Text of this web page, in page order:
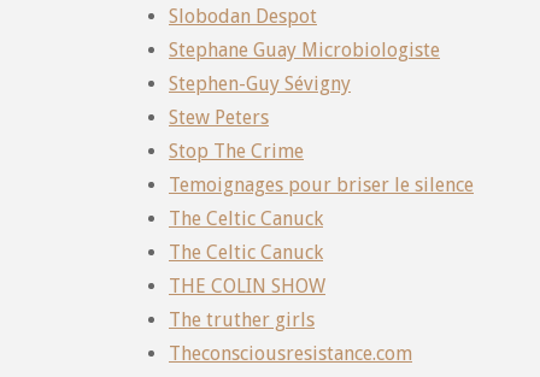
Slobodan Despot
Stephane Guay Microbiologiste
Stephen-Guy Sévigny
Stew Peters
Stop The Crime
Temoignages pour briser le silence
The Celtic Canuck
The Celtic Canuck
THE COLIN SHOW
The truther girls
Theconsciousresistance.com